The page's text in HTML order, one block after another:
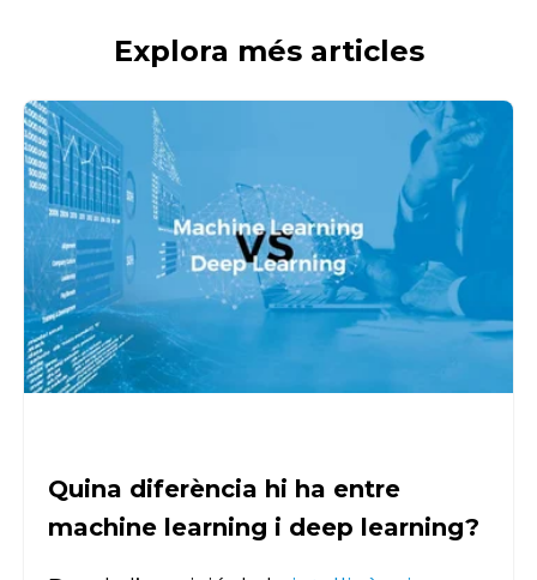
Explora més articles
Quina diferència hi ha entre
machine learning i deep learning?